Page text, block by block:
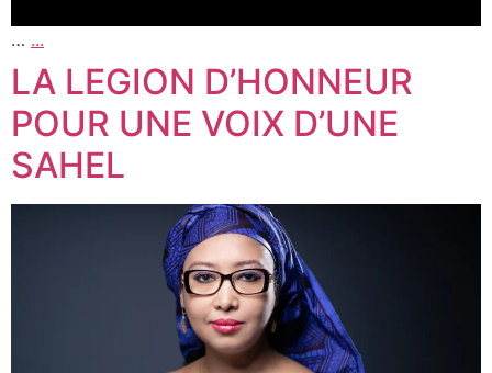
… ...
LA LEGION D’HONNEUR
POUR UNE VOIX D’UNE
SAHEL